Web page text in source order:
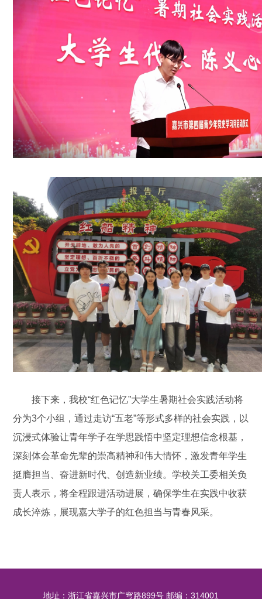
接下来，我校“红色记忆”大学生暑期社会实践活动将
分为3个小组，通过走访“五老”等形式多样的社会实践，以
沉浸式体验让青年学子在学思践悟中坚定理想信念根基，
深刻体会革命先辈的崇高精神和伟大情怀，激发青年学生
挺膺担当、奋进新时代、创造新业绩。学校关工委相关负
责人表示，将全程跟进活动进展，确保学生在实践中收获
成长淬炼，展现嘉大学子的红色担当与青春风采。
地址：浙江省嘉兴市广穹路899号 邮编：314001